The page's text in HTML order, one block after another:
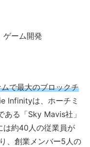
ゲーム開発
で最大のブロックチ
Infinityは、ホーチミ
ある「Sky Mavis社」
は約40人の従業員が
、創業メンバー5人の